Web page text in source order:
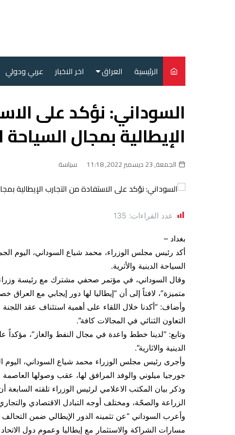
الرئيسية العراق
سياسة
محليات
اخر الاخبار عربي ودولي
السوداني: نؤكد على
الإيطالية بمجال السياحة
الجمعة, 23 ديسمبر 2022, 11:18 سياسة
عدد القراءات: 135
بغداد –
أكد رئيس مجلس الوزراء، محمد شياع السوداني، اليوم
السياحة الدينية والأثرية.
وقال السوداني، في مؤتمر صحفي مشترك مع رئيسة وزراء
متميزة”، لافتاً إلى أن “إيطاليا لها دور إيجابي مع
وأضاف: “أكدنا خلال اللقاء على أهمية استئناف عقد اللجنة
التعاون الثنائي في المجالات كافة”.
وتابع: “لدينا خطط واعدة في مجال النفط والغاز”، مؤكداً
الدينية والاثارية”.
وأجرى رئيس مجلس الوزراء محمد شياع السوداني، اليوم
جورجيا ميلوني والوفد المرافق لها، عقب وصولها
وذكر بيان المكتب الاعلامي لرئيس الوزراء تلقته
الزراعة والصحّة، ومختلف أوجه التبادل الاقتصادي
وأعرب السوداني “عن تثمينه الدور الإيطالي ضمن
مسارات الشراكة والاستثمار مع إيطاليا وعموم دول الاتحاد